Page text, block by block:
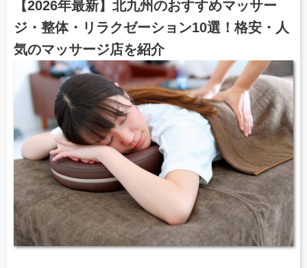
【2026年最新】北九州のおすすめマッサー
ジ・整体・リラクゼーション10選！格安・人
気のマッサージ店を紹介